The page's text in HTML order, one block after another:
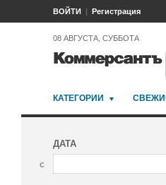
ВОЙТИ Регистрация
08 АВГУСТА, СУББОТА
КАТЕГОРИИ
ДАТА
с